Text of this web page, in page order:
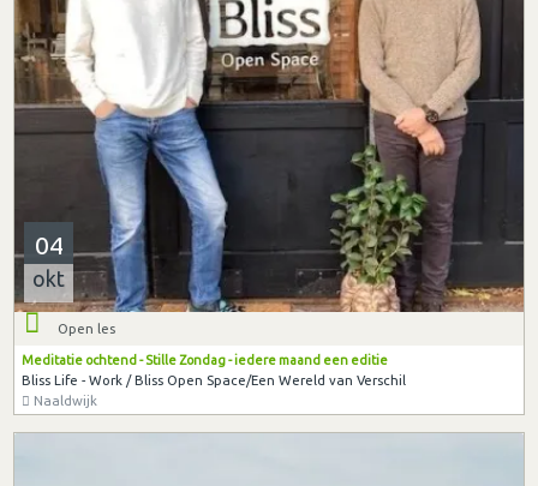
04
okt
Open les
Meditatie ochtend - Stille Zondag - iedere maand een editie
Bliss Life - Work / Bliss Open Space/Een Wereld van Verschil
Naaldwijk